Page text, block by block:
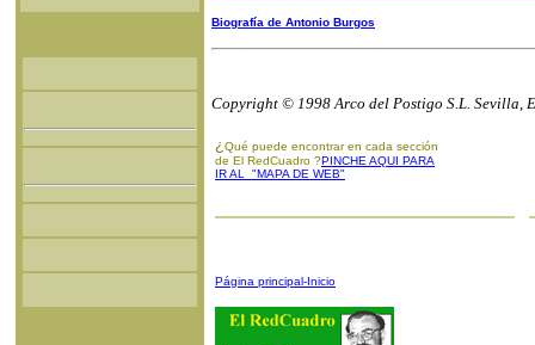
Biografía de Antonio Burgos
Copyright © 1998 Arco del Postigo S.L. Sevilla,
¿ Qué puede encontrar en cada sección
de El RedCuadro ?PINCHE AQUI PARA
IR AL "MAPA DE WEB"
Página principal-Inicio